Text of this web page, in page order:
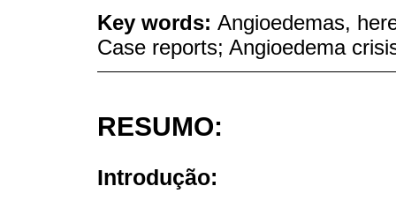
Key words: Angioedemas,
Case reports; Angioedema
RESUMO:
Introdução: